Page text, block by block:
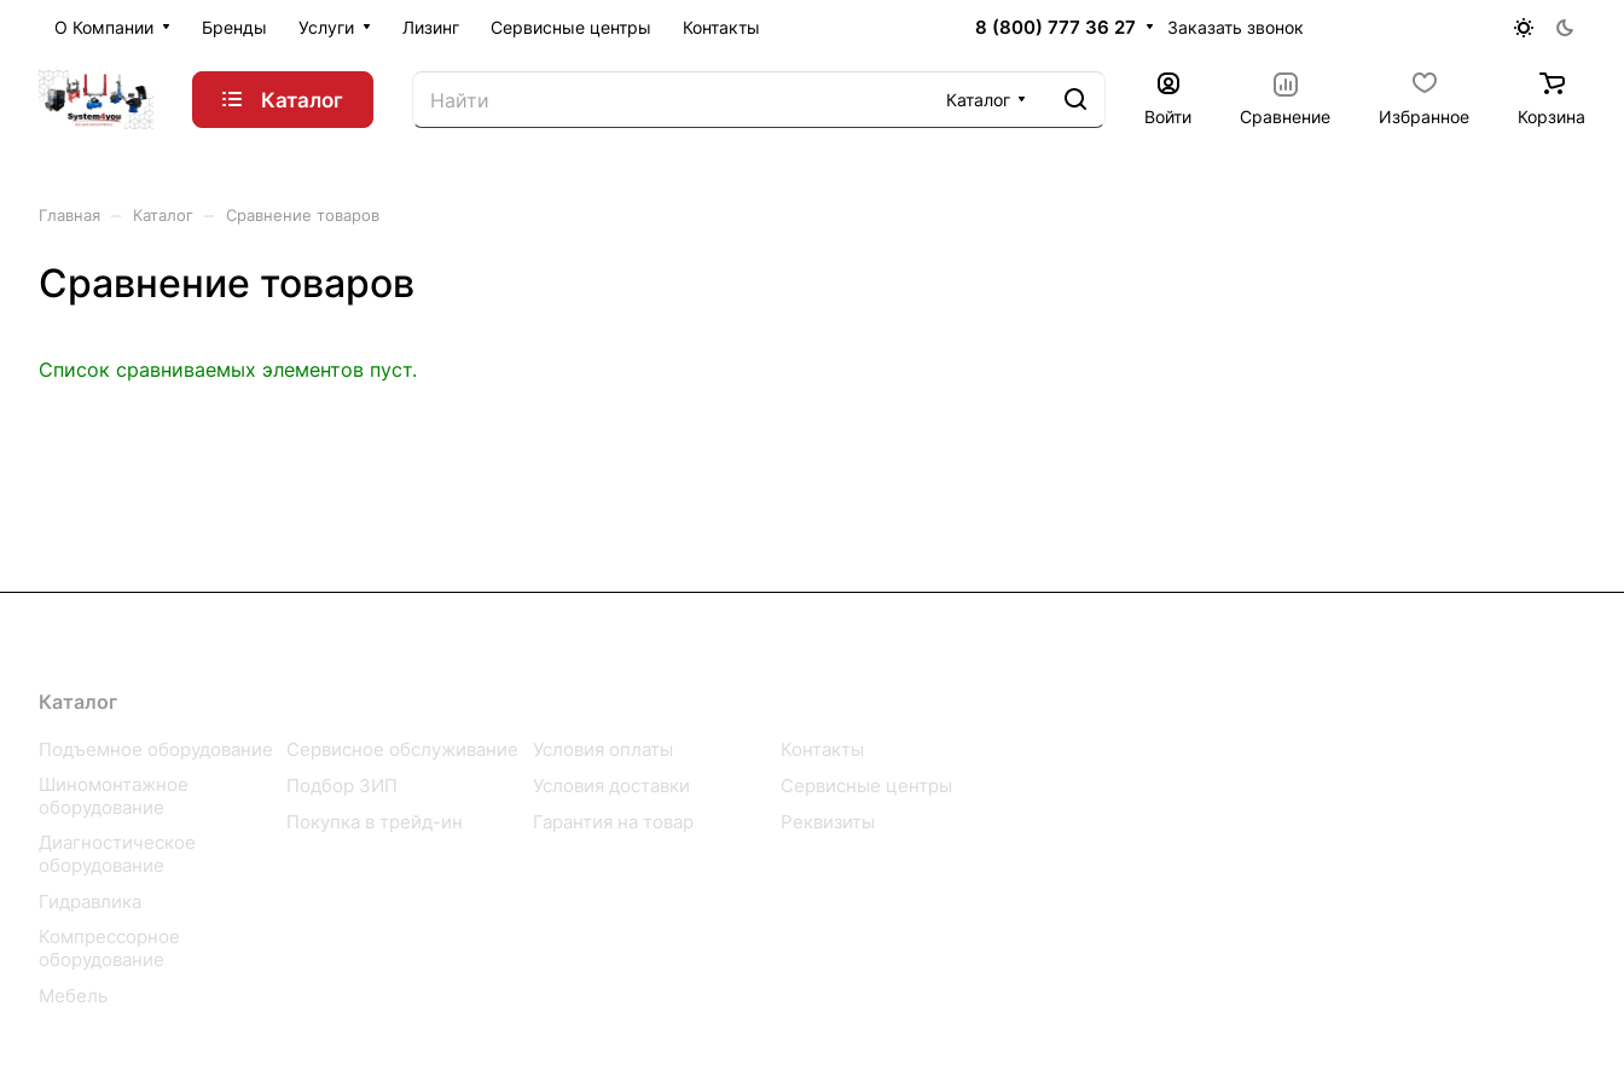
О Компании Бренды Услуги Лизинг Сервисные центры Контакты 8 (800) 777 36 27 Заказать звонок
Каталог
Каталог
Войти
Сравнение Избранное Корзина
Главная Каталог Сравнение товаров
Сравнение товаров
Список сравниваемых элементов пуст.
Каталог
Подъемное оборудование
Шиномонтажное
оборудование
Диагностическое
оборудование
Гидравлика
Компрессорное
оборудование
Мебель
Сервисное обслуживание
Подбор ЗИП
Покупка в трейд-ин
Условия оплаты
Условия доставки
Гарантия на товар
Контакты
Сервисные центры
Реквизиты